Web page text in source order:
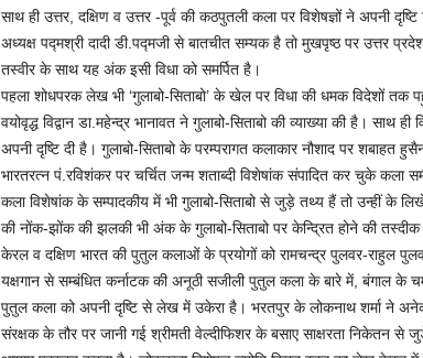
साथ ही उत्तर, दक्षिण व उत्तर -पूर्व की कठपुतली कला पर विशेषज्ञों ने अपनी
अध्यक्ष पद्मश्री दादी डी.पद्मजी से बातचीत सम्यक है तो मुखपृष्ठ पर उत्तर
तस्वीर के साथ यह अंक इसी विधा को समर्पित है।
पहला शोधपरक लेख भी ‘गुलाबो-सिताबो’ के खेल पर विधा की धमक विदेशों तक
वयोवृद्ध विद्वान डा.महेन्द्र भानावत ने गुलाबो-सिताबो की व्याख्या की है। साथ
अपनी दृष्टि दी है। गुलाबो-सिताबो के परम्परागत कलाकार नौशाद पर शबाहत
भारतरत्न पं.रविशंकर पर चर्चित जन्म शताब्दी विशेषांक संपादित कर चुके कला
कला विशेषांक के सम्पादकीय में भी गुलाबो-सिताबो से जुड़े तथ्य हैं तो उन्हीं के
की नोंक-झोंक की झलकी भी अंक के गुलाबो-सिताबो पर केन्द्रित होने की
केरल व दक्षिण भारत की पुतुल कलाओं के प्रयोगों को रामचन्द्र पुलवर-राहुल
यक्षगान से सम्बंधित कर्नाटक की अनूठी सजीली पुतुल कला के बारे में, बंगाल के
पुतुल कला को अपनी दृष्टि से लेख में उकेरा है। भरतपुर के लोकनाथ शर्मा ने
संरक्षक के तौर पर जानी गई श्रीमती वेल्दीफिशर के बसाए साक्षरता निकेतन